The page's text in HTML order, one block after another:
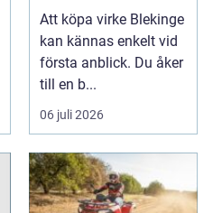
byggprojekt
Att köpa virke Blekinge
kan kännas enkelt vid
första anblick. Du åker
till en b...
06 juli 2026